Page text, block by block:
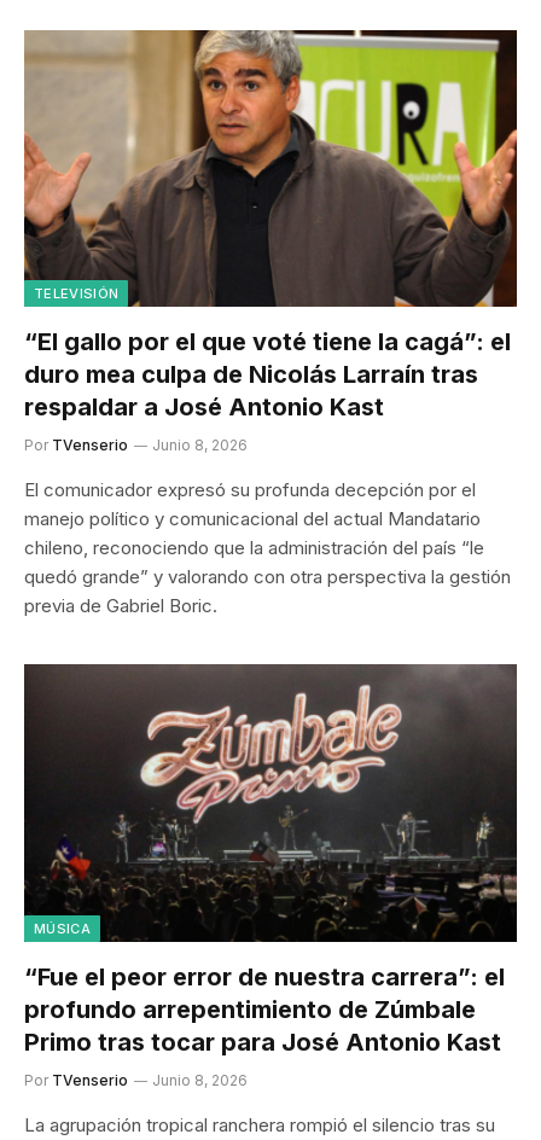
TELEVISIÓN
“El gallo por el que voté tiene la cagá”: el
duro mea culpa de Nicolás Larraín tras
respaldar a José Antonio Kast
Por TVenserio Junio 8, 2026
El comunicador expresó su profunda decepción por el
manejo político y comunicacional del actual Mandatario
chileno, reconociendo que la administración del país “le
quedó grande” y valorando con otra perspectiva la gestión
previa de Gabriel Boric.
MÚSICA
“Fue el peor error de nuestra carrera”: el
profundo arrepentimiento de Zúmbale
Primo tras tocar para José Antonio Kast
Por TVenserio Junio 8, 2026
La agrupación tropical ranchera rompió el silencio tras su